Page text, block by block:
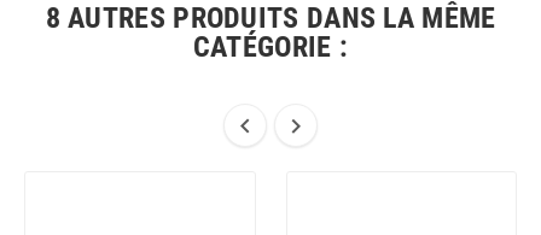
8 AUTRES PRODUITS DANS LA MÊME
CATÉGORIE :
 